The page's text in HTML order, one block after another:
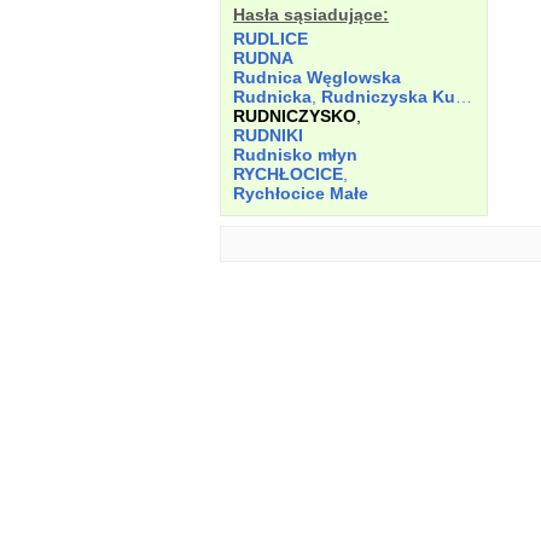
Hasła sąsiadujące:
RUDLICE
RUDNA
Rudnica Węglowska
Rudnicka Rudniczyska Kuźnica
RUDNICZYSKO
RUDNIKI
Rudnisko młyn
RYCHŁOCICE
Rychłocice Małe